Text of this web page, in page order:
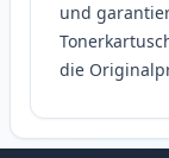
und
die